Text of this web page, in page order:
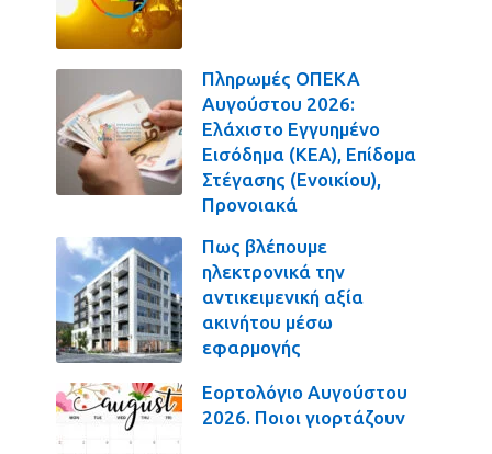
Πληρωμές ΟΠΕΚΑ
Αυγούστου 2026:
Ελάχιστο Εγγυημένο
Εισόδημα (ΚΕΑ), Επίδομα
Στέγασης (Ενοικίου),
Προνοιακά
Πως βλέπουμε
ηλεκτρονικά την
αντικειμενική αξία
ακινήτου μέσω
εφαρμογής
Εορτολόγιο Αυγούστου
2026. Ποιοι γιορτάζουν